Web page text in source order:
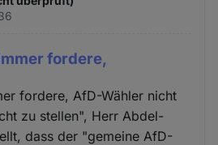
fordere,
fordere, AfD-Wähler nicht
zu stellen", Herr Abdel-
dass der "gemeine AfD-